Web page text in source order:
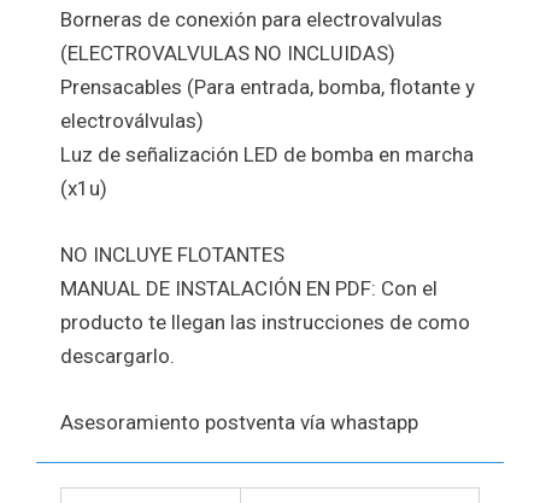
Borneras de conexión para electrovalvulas
(ELECTROVALVULAS NO INCLUIDAS)
Prensacables (Para entrada, bomba, flotante y
electroválvulas)
Luz de señalización LED de bomba en marcha
(x1u)
NO INCLUYE FLOTANTES
MANUAL DE INSTALACIÓN EN PDF: Con el
producto te llegan las instrucciones de como
descargarlo.
Asesoramiento postventa vía whastapp